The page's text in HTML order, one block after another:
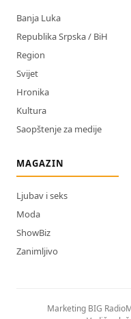
Banja Luka
Republika Srpska / BiH
Region
Svijet
Hronika
Kultura
Saopštenje za medije
MAGAZIN
Ljubav i seks
Moda
ShowBiz
Zanimljivo
Marketing BIG Radio